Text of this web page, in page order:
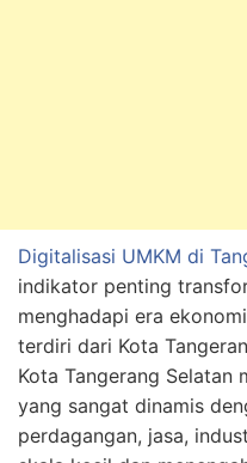
Digitalisasi UMKM di
indikator penting
menghadapi era
terdiri dari Kota
Kota Tangerang
yang sangat dinamis
perdagangan, jasa,